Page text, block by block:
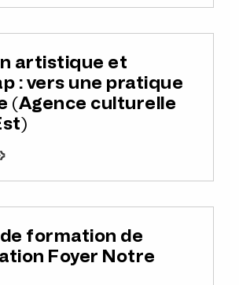
artistique et
: vers une pratique
(Agence culturelle
formation de
Foyer Notre